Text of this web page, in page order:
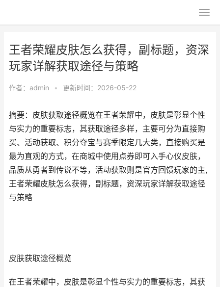
王者荣耀皮肤怎么获得，副标题，资深
玩家详解获取途径与策略
作者： admin • 更新时间：2026-05-22
摘要：皮肤获取途径概览在王者荣耀中，皮肤是彰显个性
与实力的重要标志，其获取途径多样，主要可分为直接购
买、活动获取、积分夺宝与赛季限定几大类，直接购买是
最为直观的方式，在商城中使用点券即可入手心仪皮肤，
品质从勇者到传说不等，活动获取则是官方回馈玩家的主,
王者荣耀皮肤怎么获得，副标题，资深玩家详解获取途径
与策略
皮肤获取途径概览
在王者荣耀中，皮肤是彰显个性与实力的重要标志，其获